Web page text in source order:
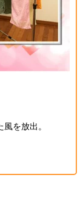
を放出。